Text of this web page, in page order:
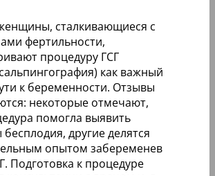
сталкивающиеся с
фертильности,
процедуру ГСГ
как важный
к беременности. Отзывы
некоторые отмечают,
помогла выявить
другие делятся
опытом забеременев
Подготовка к процедуре